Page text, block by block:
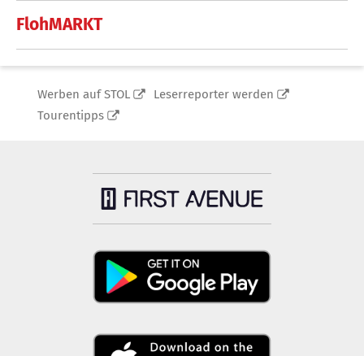
FlohMARKT
Werben auf STOL
Leserreporter werden
Tourentipps